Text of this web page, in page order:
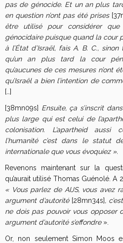
pas de génocide. Et un an plus
en question n’ont pas été prises
être utilisé pour considérer
génocidaire puisque quand la cour
à l’État d’Israël, fais A. B. C.,
qu’un an plus tard la cour
qu’aucunes de ces mesures n’ont
qu’Israël a bien l’intention de
[…]
[38mn09s] Ensuite, ça s’inscrit
plus large qui est celui de
colonisation. L’apartheid
l’humanité c’est dans le statut
internationale que vous évoquiez ».
Revenons maintenant sur la
qu’aurait utilisé Thomas Guénolé. A
« Vous parlez de AIJS, vous avez
argument d’autorité [28mn34s],
ne dois pas pouvoir vous opposer
argument d’autorité s’effondre ».
Or, non seulement Simon Moos